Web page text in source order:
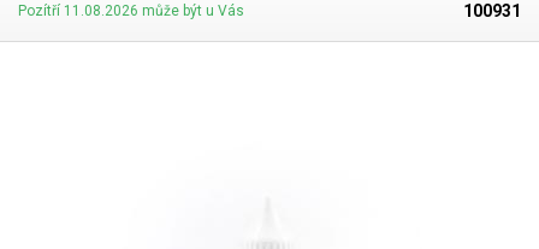
Pozítří 11.08.2026 může být u Vás
100931